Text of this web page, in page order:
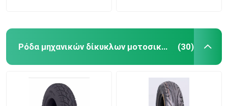
Ρόδα μηχανικών δίκυκλων μοτοσικλετών (30)